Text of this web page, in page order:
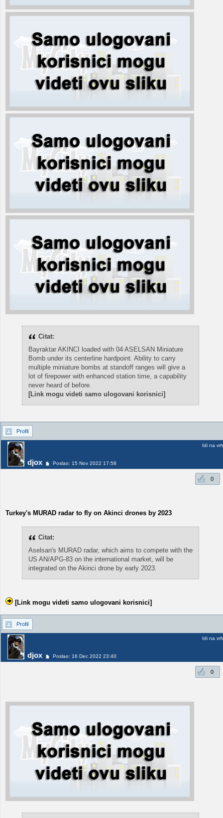
Citat:
Bayraktar AKINCI loaded with 04 ASELSAN Miniature
Bomb under its centerline hardpoint. Ability to carry
multiple miniature bombs at standoff ranges will give a
lot of firepower with enhanced station time, a capability
never heard of before.
[Link mogu videti samo ulogovani korisnici]
Profil
djox Poslao: 15 Nov 2022 17:58
Idi na vrh
0
Turkey's MURAD radar to fly on Akinci drones by 2023
Citat:
Aselsan's MURAD radar, which aims to compete with the
US AN/APG-83 on the international market, will be
integrated on the Akinci drone by early 2023.
[Link mogu videti samo ulogovani korisnici]
Profil
djox Poslao: 16 Dec 2022 23:40
Idi na vrh
0